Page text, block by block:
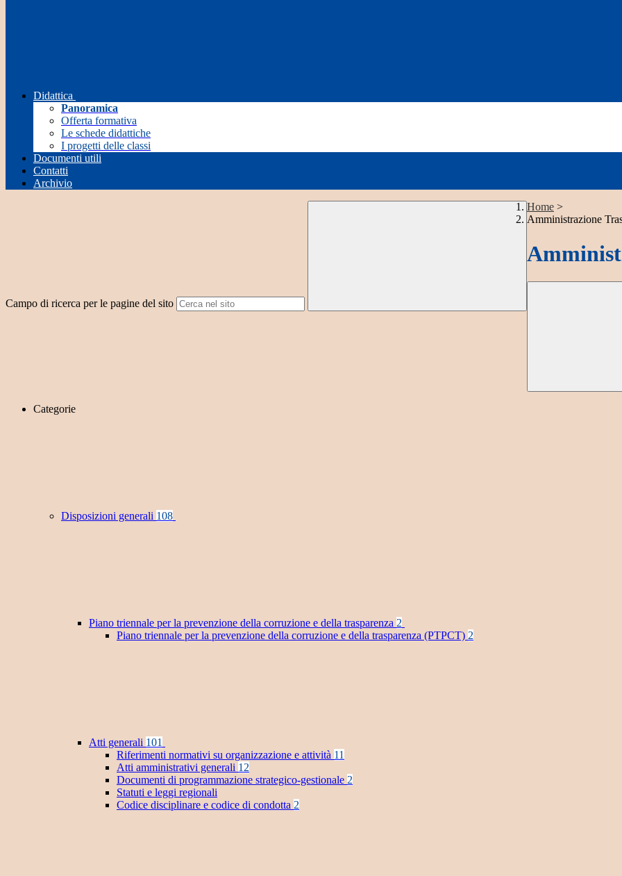
Didattica
Panoramica
Offerta formativa
Le schede didattiche
I progetti delle classi
Documenti utili
Contatti
Archivio
Campo di ricerca per le pagine del sito
Home >
Amministrazione
Categorie
Disposizioni generali 108
Piano triennale per la prevenzione della corruzione e della trasparenza 2
Piano triennale per la prevenzione della corruzione e della trasparenza (PTPCT) 2
Atti generali 101
Riferimenti normativi su organizzazione e attività 11
Atti amministrativi generali 12
Documenti di programmazione strategico-gestionale 2
Statuti e leggi regionali
Codice disciplinare e codice di condotta 2